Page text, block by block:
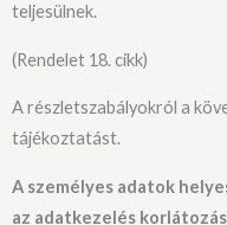
teljesülnek.
(Rendelet 18. cikk)
A részletszabályokról a
tájékoztatást.
A személyes adatok
az adatkezelés